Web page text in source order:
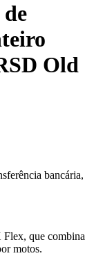
Old
bancária,
que combina
motos.